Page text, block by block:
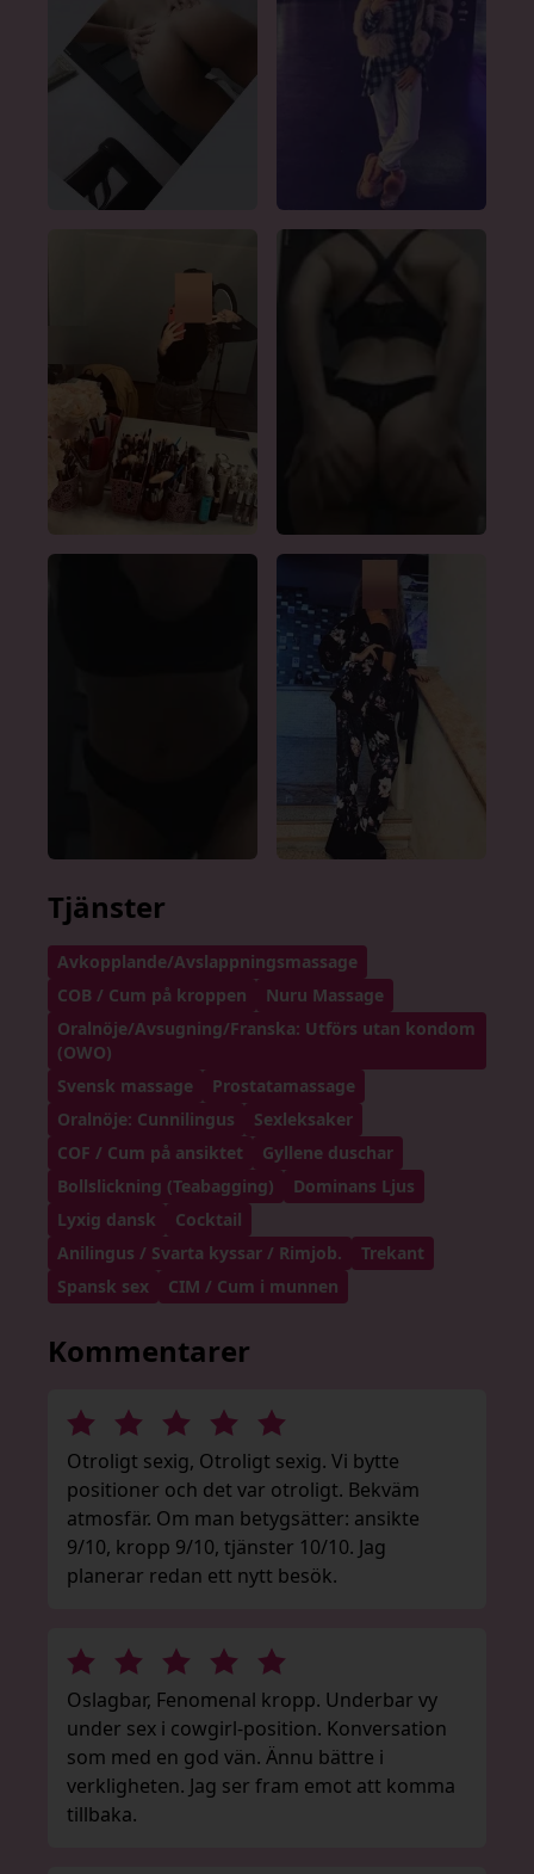
Tjänster
Avkopplande/Avslappningsmassage
COB / Cum på kroppen
Nuru Massage
Oralnöje/Avsugning/Franska: Utförs utan kondom
(OWO)
Svensk massage
Prostatamassage
Oralnöje: Cunnilingus
Sexleksaker
COF / Cum på ansiktet
Gyllene duschar
Bollslickning (Teabagging)
Dominans Ljus
Lyxig dansk
Cocktail
Anilingus / Svarta kyssar / Rimjob.
Trekant
Spansk sex
CIM / Cum i munnen
Kommentarer
Otroligt sexig, Otroligt sexig. Vi bytte
positioner och det var otroligt. Bekväm
atmosfär. Om man betygsätter: ansikte
9/10, kropp 9/10, tjänster 10/10. Jag
planerar redan ett nytt besök.
Oslagbar, Fenomenal kropp. Underbar vy
under sex i cowgirl-position. Konversation
som med en god vän. Ännu bättre i
verkligheten. Jag ser fram emot att komma
tillbaka.